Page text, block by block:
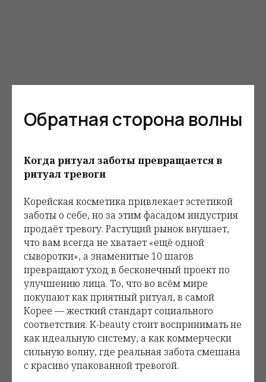
Обратная сторона волны
Когда ритуал заботы превращается в
ритуал тревоги
Корейская косметика привлекает эстетикой
заботы о себе, но за этим фасадом индустрия
продаёт тревогу. Растущий рынок внушает,
что вам всегда не хватает «ещё одной
сыворотки», а знаменитые 10 шагов
превращают уход в бесконечный проект по
улучшению лица. То, что во всём мире
покупают как приятный ритуал, в самой
Корее — жесткий стандарт социального
соответствия. K-beauty стоит воспринимать не
как идеальную систему, а как коммерчески
сильную волну, где реальная забота смешана
с красиво упакованной тревогой.